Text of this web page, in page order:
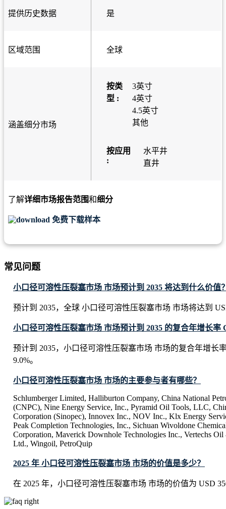
提供历史数据 是
区域范围 全球
涵盖细分市场
按类
型 :
3英寸
4英寸
4.5英寸
其他
按应用
:
水平井
直井
了解详细市场报告范围和细分
免费下载样本
常见问题
小口径可溶性压裂塞市场 市场预计到 2035 将达到什么价值
预计到 2035，全球 小口径可溶性压裂塞市场 市场将达到
小口径可溶性压裂塞市场 市场预计到 2035 的复合年增长率
预计到 2035，小口径可溶性压裂塞市场 市场的复合年增长
9.0%。
小口径可溶性压裂塞市场 市场的主要参与者有哪些？
Schlumberger Limited, Halliburton Company, China National
(CNPC), Nine Energy Service, Inc., Pyramid Oil Tools, LLC,
Corporation (Sinopec), Innovex Inc., NOV Inc., Klx Energy
Peak Completion Technologies, Inc., Sichuan Wivoldone
Corporation, Maverick Downhole Technologies Inc., Vertechs
Ltd., Wingoil, PetroQuip
2025 年 小口径可溶性压裂塞市场 市场的价值是多少？
在 2025 年，小口径可溶性压裂塞市场 市场的价值为 USD